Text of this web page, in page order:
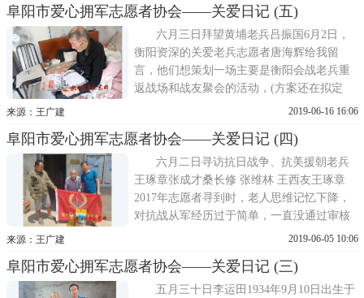
老伴2018年去世子女情况：4女1儿(其中1女
去世)入朝番号：15军44
阜阳市爱心拥军志愿者协会——关爱日记 (五)
六月三日拜望黄埔老兵吕振国6月2日，
衡阳资深的关爱老兵志愿者唐海辉给我留
言，他们想策划一场主要是衡阳会战老兵重
返战场和战友聚会的活动，(方案还在拟定
中)问阜阳吕老可能有时间参加。衡阳保卫战
役。方先觉第十军坚持四十七昼夜之衡阳保
卫战就是比较突出、典型的一次战役，是抗
战史上极为惨烈的
来源：王广建 2019-06-16 16:06
阜阳市爱心拥军志愿者协会——关爱日记 (四)
六月二日寻访抗日战争、抗美援朝老兵
王琢章张成才桑长修 张维林 王西友王琢章
2017年志愿者寻到时，老人思维记忆下降，
对抗战从军经历过于简单，一直没通过审核
建档被抓壮后送到洄溜区，从阜阳过临泉到
上，捡个高个子兵，蛮精神的，36个人到了
警卫排，后在师管区一位老班长的暗示带领
来源：王广建 2019-06-05 10:06
阜阳市爱心拥军志愿者协会——关爱日记 (三)
五月三十日李运田1934年9月10日出生于